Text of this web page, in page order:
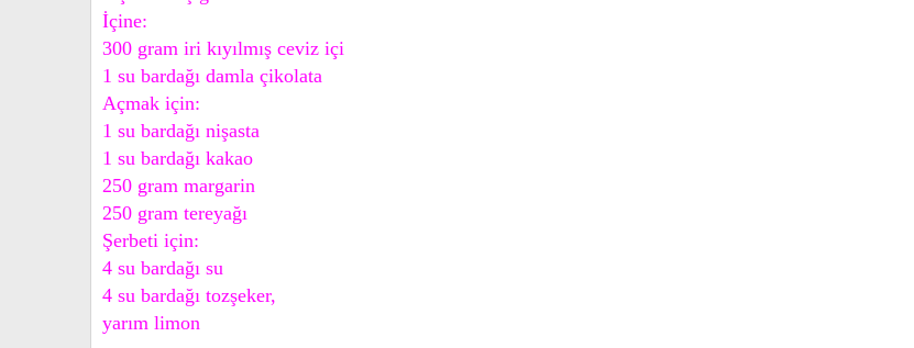
İçine:
300 gram iri kıyılmış ceviz içi
1 su bardağı damla çikolata
Açmak için:
1 su bardağı nişasta
1 su bardağı kakao
250 gram margarin
250 gram tereyağı
Şerbeti için:
4 su bardağı su
4 su bardağı tozşeker,
yarım limon